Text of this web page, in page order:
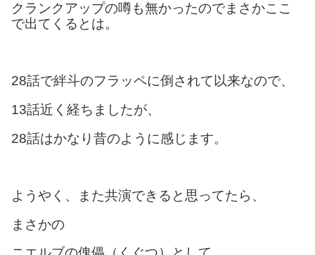
クランクアップの噂も無かったのでまさかここ
で出てくるとは。
28話で絆斗のフラッペに倒されて以来なので、
13話近く経ちましたが、
28話はかなり昔のように感じます。
ようやく、また共演できると思ってたら、
まさかの